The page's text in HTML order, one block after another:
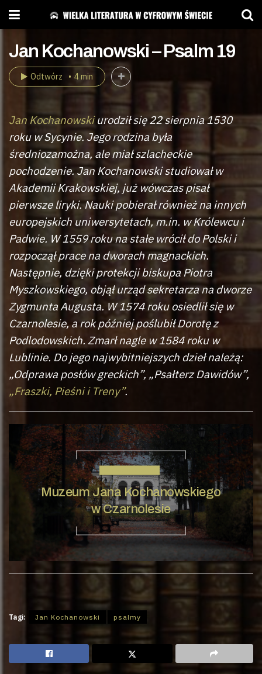
Jan Kochanowski – Psalm 19
Odtwórz 4 min
Jan Kochanowskiurodził się 22 sierpnia 1530
roku w Sycynie. Jego rodzina była
średniozamożna, ale miał szlacheckie
pochodzenie. Jan Kochanowski studiował w
Akademii Krakowskiej, już wówczas pisał
pierwsze liryki. Nauki pobierał również na innych
europejskich uniwersytetach, m.in. w Królewcu i
Padwie. W 1559 roku na stałe wrócił do Polski i
rozpoczął prace na dworach magnackich.
Następnie, dzięki protekcji biskupa Piotra
Myszkowskiego, objął urząd sekretarza na dworze
Zygmunta Augusta. W 1574 roku osiedlił się w
Czarnolesie, a rok później poślubił Dorotę z
Podlodowskich. Zmarł nagle w 1584 roku w
Lublinie. Do jego najwybitniejszych dzieł należą:
„Odprawa posłów greckich”, „Psałterz Dawidów”,
„Fraszki, Pieśni i Treny”.
Muzeum Jana Kochanowskiego
w Czarnolesie
Tagi: Jan Kochanowski psalmy